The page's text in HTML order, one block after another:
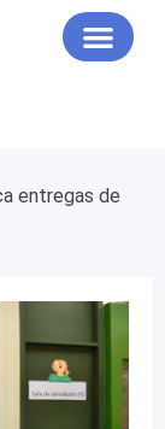
entregas de